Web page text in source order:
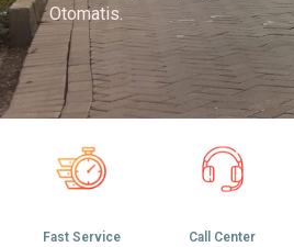
Otomatis.
Fast Service Call Center